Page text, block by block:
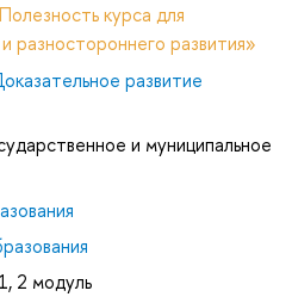
курса для
разностороннего развития»
развитие
и муниципальное
2 модуль